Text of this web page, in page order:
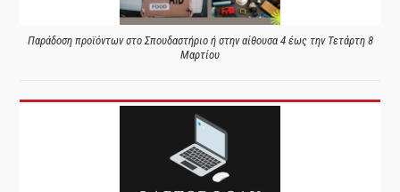
Παράδοση προϊόντων στο Σπουδαστήριο ή στην αίθουσα 4 έως την Τετάρτη 8
Μαρτίου